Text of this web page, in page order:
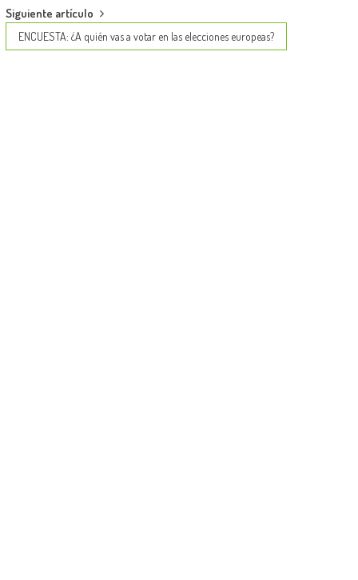
Siguiente artículo
ENCUESTA: ¿A quién vas a votar en las elecciones europeas?